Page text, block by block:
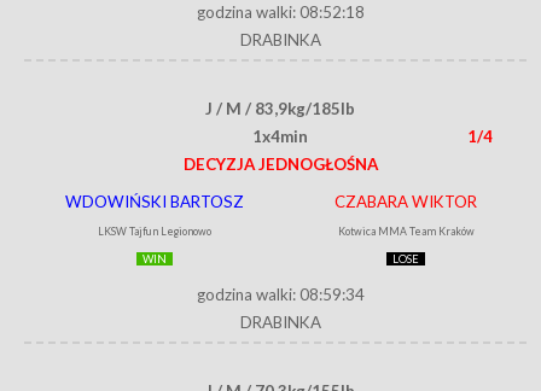
godzina walki: 08:52:18
DRABINKA
J / M / 83,9kg/185lb
1x4min
1/4
DECYZJA JEDNOGŁOŚNA
WDOWIŃSKI BARTOSZ
LKSW Tajfun Legionowo
WIN
CZABARA WIKTOR
Kotwica MMA Team Kraków
LOSE
godzina walki: 08:59:34
DRABINKA